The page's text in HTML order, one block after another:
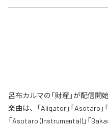
呂布カルマの「財産」が配信
楽曲は、「Aligator」「Asotaro」
「Asotaro (Instrumental)」「